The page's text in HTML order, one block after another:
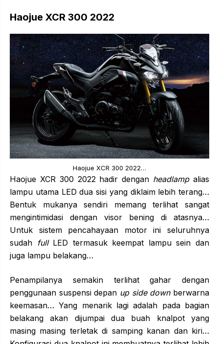
Haojue XCR 300 2022
Haojue XCR 300 2022…
Haojue XCR 300 2022 hadir dengan headlampalias
lampu utama LED dua sisi yang diklaim lebih terang…
Bentuk mukanya sendiri memang terlihat sangat
mengintimidasi dengan visor bening di atasnya…
Untuk sistem pencahayaan motor ini seluruhnya
sudah fullLED termasuk keempat lampu sein dan
juga lampu belakang…
Penampilanya semakin terlihat gahar dengan
penggunaan suspensi depan up side downberwarna
keemasan… Yang menarik lagi adalah pada bagian
belakang akan dijumpai dua buah knalpot yang
masing masing terletak di samping kanan dan kiri…